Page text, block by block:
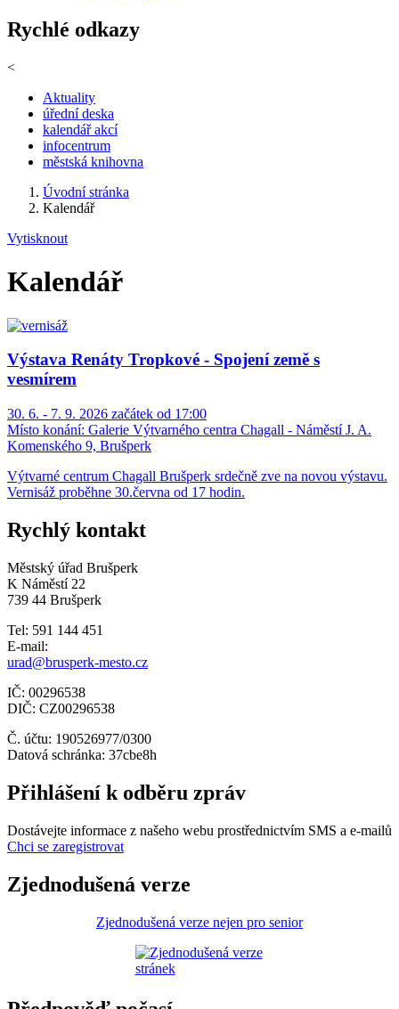
Rychlé odkazy
<
Aktuality
úřední deska
kalendář akcí
infocentrum
městská knihovna
Úvodní stránka
Kalendář
Vytisknout
Kalendář
Výstava Renáty Tropkové - Spojení země s
vesmírem
30. 6. - 7. 9. 2026 začátek od 17:00
Místo konání: Galerie Výtvarného centra Chagall - Náměstí J. A.
Komenského 9, Brušperk
Výtvarné centrum Chagall Brušperk srdečně zve na novou výstavu.
Vernisáž proběhne 30.června od 17 hodin.
Rychlý kontakt
Městský úřad Brušperk
K Náměstí 22
739 44 Brušperk
Tel: 591 144 451
E-mail:
urad@brusperk-mesto.cz
IČ: 00296538
DIČ: CZ00296538
Č. účtu: 190526977/0300
Datová schránka: 37cbe8h
Přihlášení k odběru zpráv
Dostávejte informace z našeho webu prostřednictvím SMS a e-mailů
Chci se zaregistrovat
Zjednodušená verze
Zjednodušená verze nejen pro senior